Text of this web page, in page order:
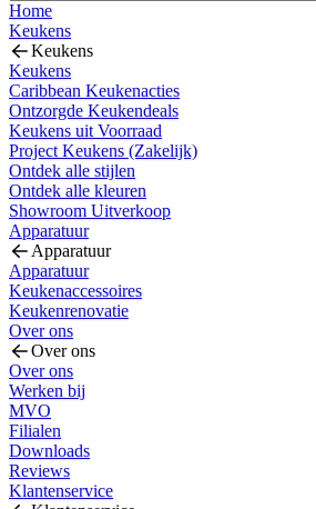
Home
Keukens
Keukens
Keukens
Caribbean Keukenacties
Ontzorgde Keukendeals
Keukens uit Voorraad
Project Keukens (Zakelijk)
Ontdek alle stijlen
Ontdek alle kleuren
Showroom Uitverkoop
Apparatuur
Apparatuur
Apparatuur
Keukenaccessoires
Keukenrenovatie
Over ons
Over ons
Over ons
Werken bij
MVO
Filialen
Downloads
Reviews
Klantenservice